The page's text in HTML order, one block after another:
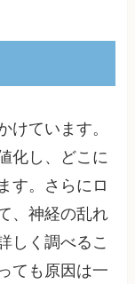
けています。
化し、どこに
す。さらにロ
、神経の乱れ
しく調べるこ
ても原因は一